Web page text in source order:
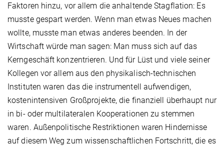
Faktoren hinzu, vor allem die anhaltende Stagflation: Es
musste gespart werden. Wenn man etwas Neues machen
wollte, musste man etwas anderes beenden. In der
Wirtschaft würde man sagen: Man muss sich auf das
Kerngeschäft konzentrieren. Und für Lüst und viele seiner
Kollegen vor allem aus den physikalisch-technischen
Instituten waren das die instrumentell aufwendigen,
kostenintensiven Großprojekte, die finanziell überhaupt nur
in bi- oder multilateralen Kooperationen zu stemmen
waren. Außenpolitische Restriktionen waren Hindernisse
auf diesem Weg zum wissenschaftlichen Fortschritt, die es